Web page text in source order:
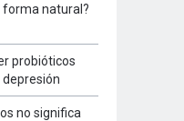
forma natural?
probióticos
depresión
no significa